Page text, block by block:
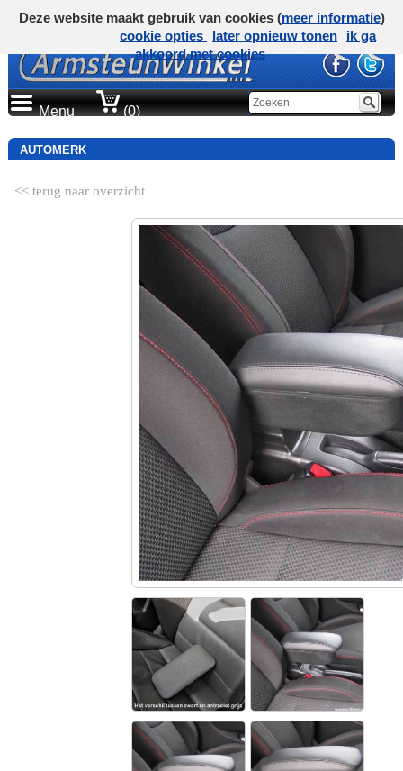
Menu (0)
AUTOMERK
<< terug naar overzicht
Deze website maakt gebruik van cookies (meer informatie)
cookie opties
later opnieuw tonen
ik ga
akkoord met cookies